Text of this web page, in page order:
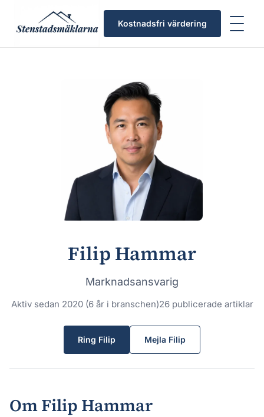
Kostnadsfri värdering
Filip Hammar
Marknadsansvarig
Aktiv sedan 2020 (6 år i branschen)26 publicerade artiklar
Ring Filip Mejla Filip
Om Filip Hammar